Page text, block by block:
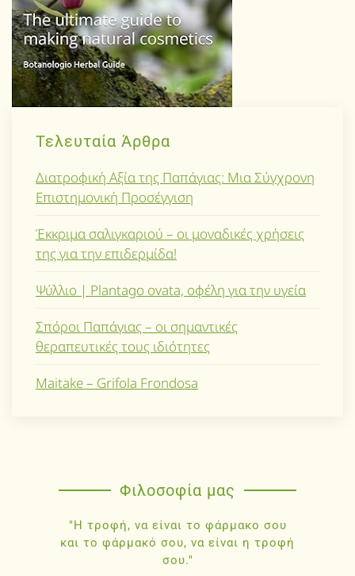
Τελευταία Άρθρα
Διατροφική Αξία της Παπάγιας: Μια Σύγχρονη
Επιστημονική Προσέγγιση
Έκκριμα σαλιγκαριού – οι μοναδικές χρήσεις
της για την επιδερμίδα!
Ψύλλιο | Plantago ovata, οφέλη για την υγεία
Σπόροι Παπάγιας – οι σημαντικές
θεραπευτικές τους ιδιότητες
Maitake – Grifola Frondosa
Φιλοσοφία μας
"Η τροφή, να είναι το φάρμακο σου
και το φάρμακό σου, να είναι η τροφή
σου."